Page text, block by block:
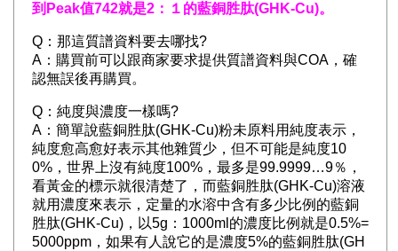
到Peak值742就是2：１的藍銅胜肽(GHK-Cu)。
Q：那這質譜資料要去哪找?
A：購買前可以跟商家要求提供質譜資料與COA，確
認無誤後再購買。
Q：純度與濃度一樣嗎?
A：簡單說藍銅胜肽(GHK-Cu)粉未原料用純度表示，
純度愈高愈好表示其他雜質少，但不可能是純度10
0%，世界上沒有純度100%，最多是99.9999…9％，
看黃金的標示就很清楚了，而藍銅胜肽(GHK-Cu)溶液
就用濃度來表示，定量的水溶中含有多少比例的藍銅
胜肽(GHK-Cu)，以5g：1000ml的濃度比例就是0.5%=
5000ppm，如果有人說它的是濃度5%的藍銅胜肽(GH